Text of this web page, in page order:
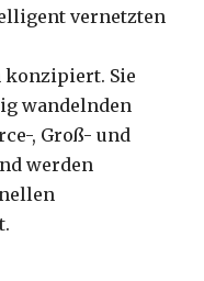
vernetzten
Sie
wandelnden
, Groß- und
werden